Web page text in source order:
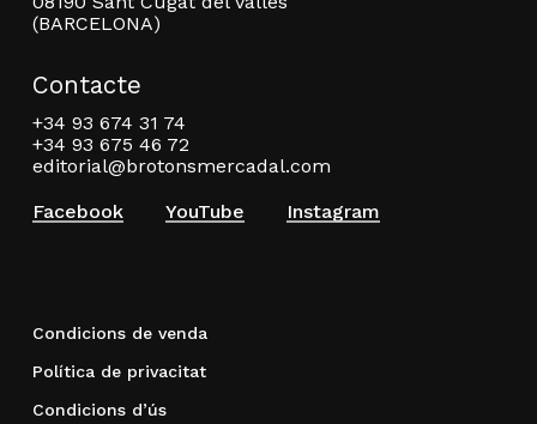
(BARCELONA)
Contacte
+34 93 674 31 74
+34 93 675 46 72
editorial@brotonsmercadal.com
Facebook
YouTube Instagram
Condicions de venda
Política de privacitat
Condicions d’ús